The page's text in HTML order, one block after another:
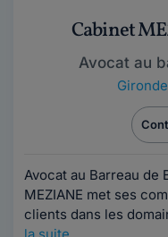
Cabinet
Avocat au
Gironde
Avocat au Barreau de
MEZIANE met ses
clients dans les